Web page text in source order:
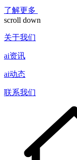
了解更多
scroll down
关于我们
ai资讯
ai动态
联系我们